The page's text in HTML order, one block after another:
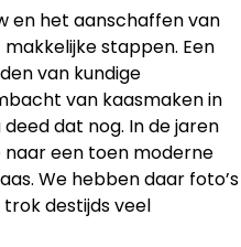
en het aanschaffen van
stappen. Een
van kundige
van kaasmaken in
dat nog. In de jaren
een toen moderne
We hebben daar foto’s
destijds veel